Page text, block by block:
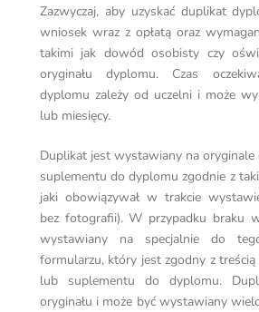
Zazwyczaj, aby uzyskać duplikat
wniosek wraz z opłatą oraz
takimi jak dowód osobisty czy
oryginału dyplomu. Czas
dyplomu zależy od uczelni i może
lub miesięcy.
Duplikat jest wystawiany na
suplementu do dyplomu zgodnie z
jaki obowiązywał w trakcie
bez fotografii). W przypadku braku
wystawiany na specjalnie do
formularzu, który jest zgodny z
lub suplementu do dyplomu.
oryginału i może być wystawiany